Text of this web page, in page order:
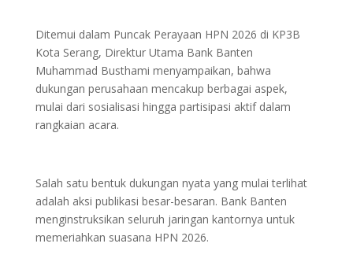
Ditemui dalam Puncak Perayaan HPN 2026 di KP3B
Kota Serang, Direktur Utama Bank Banten
Muhammad Busthami menyampaikan, bahwa
dukungan perusahaan mencakup berbagai aspek,
mulai dari sosialisasi hingga partisipasi aktif dalam
rangkaian acara.
Salah satu bentuk dukungan nyata yang mulai terlihat
adalah aksi publikasi besar-besaran. Bank Banten
menginstruksikan seluruh jaringan kantornya untuk
memeriahkan suasana HPN 2026.